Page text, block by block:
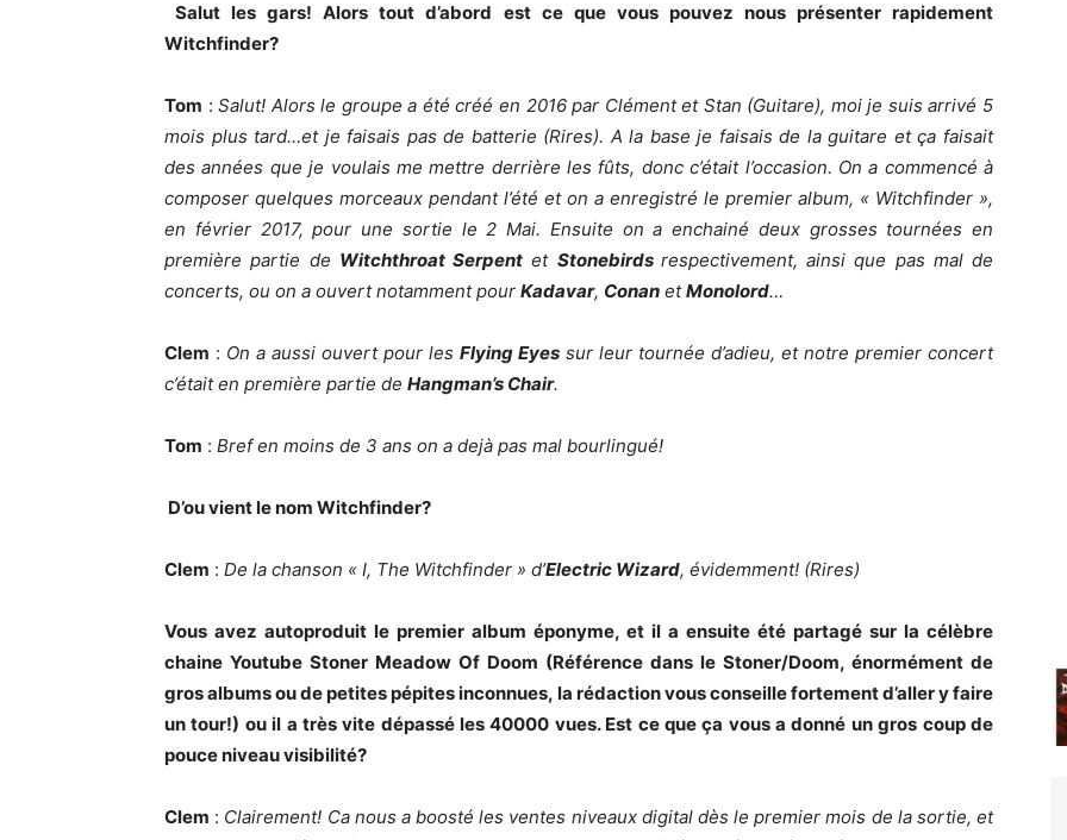
Salut les gars! Alors tout d’abord est ce que vous pouvez nous présenter rapidement
Witchfinder?
Tom :Salut! Alors le groupe a été créé en 2016 par Clément et Stan (Guitare), moi je suis arrivé 5
mois plus tard…et je faisais pas de batterie (Rires). A la base je faisais de la guitare et ça faisait
des années que je voulais me mettre derrière les fûts, donc c’était l’occasion. On a commencé à
composer quelques morceaux pendant l’été et on a enregistré le premier album, « Witchfinder »,
en février 2017, pour une sortie le 2 Mai. Ensuite on a enchainé deux grosses tournées en
première partie de Witchthroat Serpent et Stonebirds respectivement, ainsi que pas mal de
concerts, ou on a ouvert notamment pour Kadavar, Conan etMonolord…
Clem : On a aussi ouvert pour les Flying Eyes sur leur tournée d’adieu, et notre premier concert
c’était en première partie de Hangman’s Chair.
Tom : Bref en moins de 3 ans on a dejà pas mal bourlingué!
D’ou vient le nom Witchfinder?
Clem : De la chanson « I, The Witchfinder » d’Electric Wizard, évidemment! (Rires)
Vous avez autoproduit le premier album éponyme, et il a ensuite été partagé sur la célèbre
chaine Youtube Stoner Meadow Of Doom (Référence dans le Stoner/Doom, énormément de
gros albums ou de petites pépites inconnues, la rédaction vous conseille fortement d’aller y faire
un tour!) ou il a très vite dépassé les 40000 vues. Est ce que ça vous a donné un gros coup de
pouce niveau visibilité?
Clem : Clairement! Ca nous a boosté les ventes niveaux digital dès le premier mois de la sortie, et